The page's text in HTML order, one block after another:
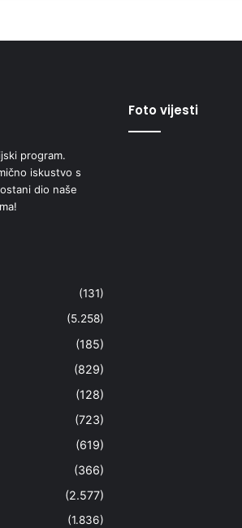
program.
iskustvo s
dio naše
(131)
(5.258)
(185)
(829)
(128)
(723)
(619)
(366)
(2.577)
(1.836)
Foto vijesti